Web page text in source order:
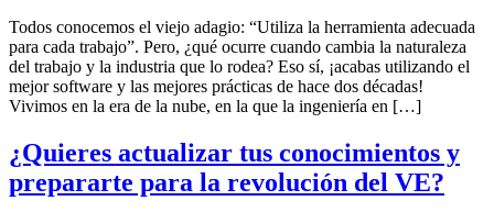
Todos conocemos el viejo adagio: “Utiliza la herramienta adecuada
para cada trabajo”. Pero, ¿qué ocurre cuando cambia la naturaleza
del trabajo y la industria que lo rodea? Eso sí, ¡acabas utilizando el
mejor software y las mejores prácticas de hace dos décadas!
Vivimos en la era de la nube, en la que la ingeniería en […]
¿Quieres actualizar tus conocimientos y
prepararte para la revolución del VE?